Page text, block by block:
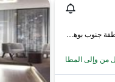
Skuherského 4 , كي بوديجوفيس, منطقة جنوب بوهيميا, جمهورية التشيك
من وإلى المطار